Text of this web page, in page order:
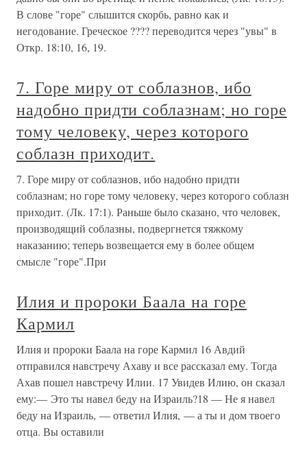
В слове "горе" слышится скорбь, равно как и
негодование. Греческое ???? переводится через "увы" в
Откр. 18:10, 16, 19.
7. Горе миру от соблазнов, ибо
надобно придти соблазнам; но горе
тому человеку, через которого
соблазн приходит.
7. Горе миру от соблазнов, ибо надобно придти
соблазнам; но горе тому человеку, через которого соблазн
приходит. (Лк. 17:1). Раньше было сказано, что человек,
производящий соблазны, подвергнется тяжкому
наказанию; теперь возвещается ему в более общем
смысле "горе".При
Илия и пророки Баала на горе
Кармил
Илия и пророки Баала на горе Кармил 16 Авдий
отправился навстречу Ахаву и все рассказал ему. Тогда
Ахав пошел навстречу Илии. 17 Увидев Илию, он сказал
ему:— Это ты навел беду на Израиль?18 — Не я навел
беду на Израиль, — ответил Илия, — а ты и дом твоего
отца. Вы оставили